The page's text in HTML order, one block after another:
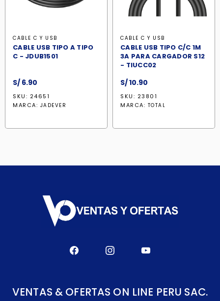
CABLE C Y USB
CABLE USB TIPO A TIPO
C - JDUB1501
S/ 6.90
SKU: 24651
MARCA: JADEVER
CABLE C Y USB
CABLE USB TIPO C/C 1M
3A PARA CARGADOR S12
- TIUCC02
S/10.90
SKU: 23801
MARCA: TOTAL
VENTAS & OFERTAS ON LINE PERU SAC.